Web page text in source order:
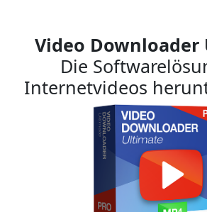
Video
Die
Internetvideos